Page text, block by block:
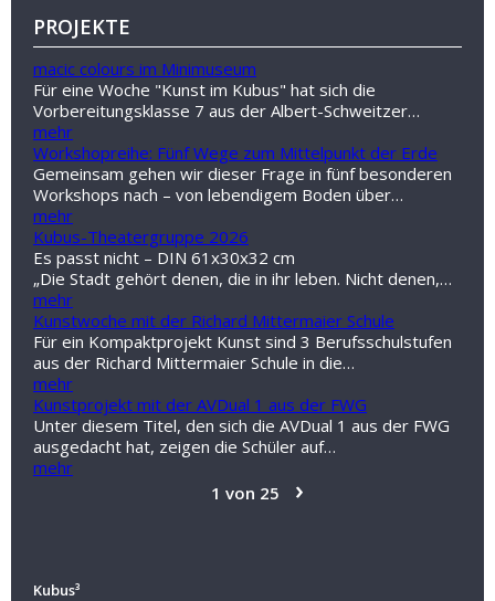
PROJEKTE
macic colours im Minimuseum
Für eine Woche "Kunst im Kubus" hat sich die
Vorbereitungsklasse 7 aus der Albert-Schweitzer…
mehr
Workshopreihe: Fünf Wege zum Mittelpunkt der Erde
Gemeinsam gehen wir dieser Frage in fünf besonderen
Workshops nach – von lebendigem Boden über…
mehr
Kubus-Theatergruppe 2026
Es passt nicht – DIN 61x30x32 cm
„Die Stadt gehört denen, die in ihr leben. Nicht denen,…
mehr
Kunstwoche mit der Richard Mittermaier Schule
Für ein Kompaktprojekt Kunst sind 3 Berufsschulstufen
aus der Richard Mittermaier Schule in die…
mehr
Kunstprojekt mit der AVDual 1 aus der FWG
Unter diesem Titel, den sich die AVDual 1 aus der FWG
ausgedacht hat, zeigen die Schüler auf…
mehr
1 von 25
›
Kubus³